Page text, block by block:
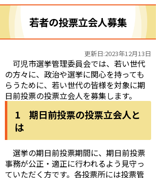
若者の投票立会人募集
更新日:2023年12月13日
可児市選挙管理委員会では、若い世代
の方々に、政治や選挙に関心を持っても
らうために、若い世代の皆様を対象に期
日前投票の投票立会人を募集します。
1 期日前投票の投票立会人と
は
選挙の期日前投票期間に、期日前投票
事務が公正・適正に行われるよう見守っ
ていただく方です。各投票所には投票管